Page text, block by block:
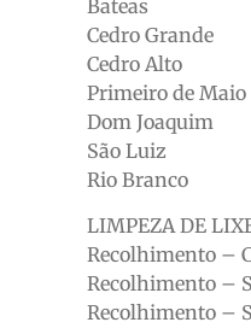
Bateas
Cedro Grande
Cedro Alto
Primeiro de Maio
Dom Joaquim
São Luiz
Rio Branco
LIMPEZA DE
Recolhimento –
Recolhimento –
Recolhimento –